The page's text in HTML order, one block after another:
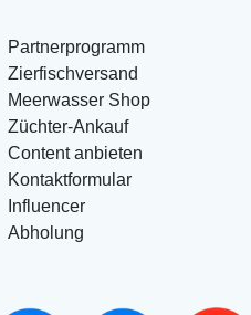
Partnerprogramm
Zierfischversand
Meerwasser Shop
Züchter-Ankauf
Content anbieten
Kontaktformular
Influencer
Abholung